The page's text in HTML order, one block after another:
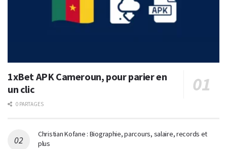
1xBet APK Cameroun, pour parier en
un clic
0 PARTAGES
Christian Kofane : Biographie, parcours, salaire, records et
plus